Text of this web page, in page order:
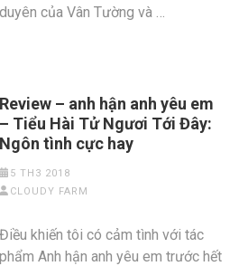
duyên của Vân Tường và …
Review – anh hận anh yêu em
– Tiểu Hài Tử Ngươi Tới Đây:
Ngôn tình cực hay
5 TH3 2018
CLOUDY FARM
Điều khiến tôi có cảm tình với tác
phẩm Anh hận anh yêu em trước hết